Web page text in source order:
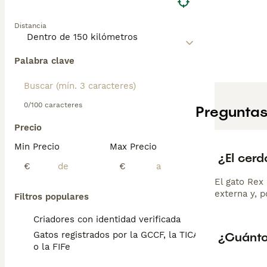
Distancia
Palabra clave
0/100 caracteres
Precio
Min Precio
€
Max Precio
€
Filtros populares
Criadores con identidad verificada
Gatos registrados por la GCCF, la TICA
o la FIFe
¿El
El gato
externa y,